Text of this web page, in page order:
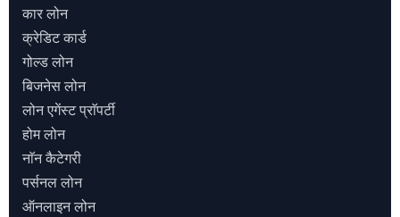
कार लोन
क्रेडिट कार्ड
गोल्ड लोन
बिजनेस लोन
लोन एगेंस्ट प्राॅपर्टी
होम लोन
नाॅन कैटेगरी
पर्सनल लोन
ऑनलाइन लोन